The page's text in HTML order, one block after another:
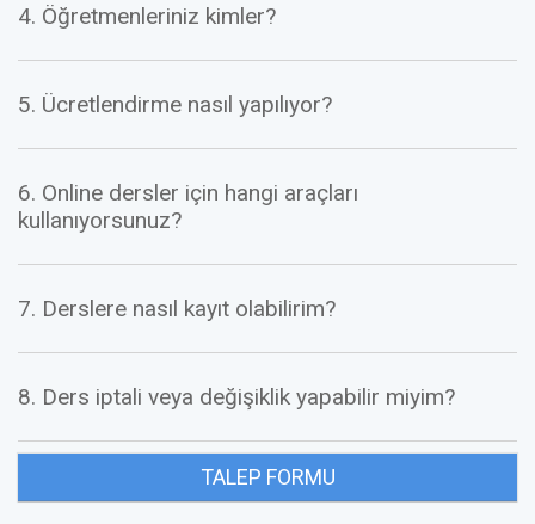
4. Öğretmenleriniz kimler?
5. Ücretlendirme nasıl yapılıyor?
6. Online dersler için hangi araçları
kullanıyorsunuz?
7. Derslere nasıl kayıt olabilirim?
8. Ders iptali veya değişiklik yapabilir miyim?
TALEP FORMU